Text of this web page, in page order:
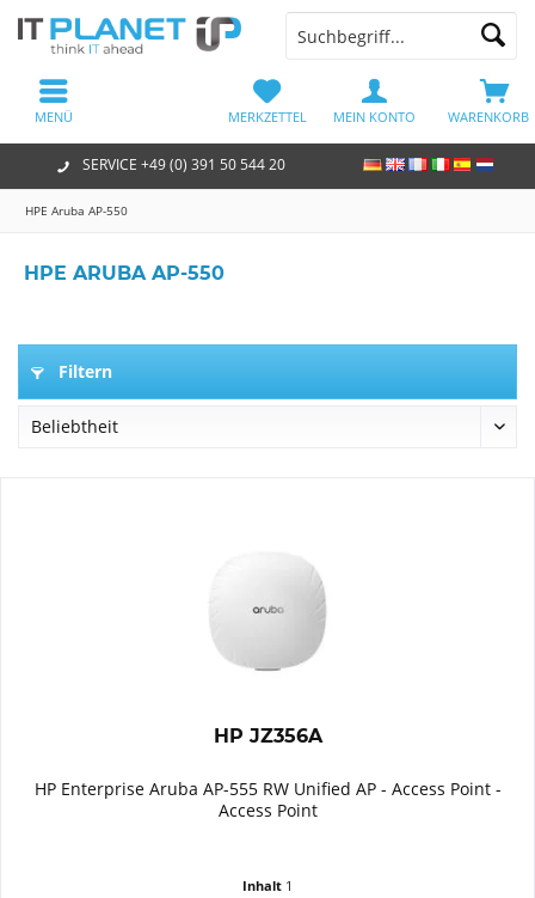
SERVICE +49 (0) 391 50 544 20
WARENKORB
MERKZETTEL MEIN KONTO
MENÜ
HPE Aruba AP-550
HPE ARUBA AP-550
Filtern
HP JZ356A
HP Enterprise Aruba AP-555 RW Unified AP - Access Point -
Access Point
Inhalt 1